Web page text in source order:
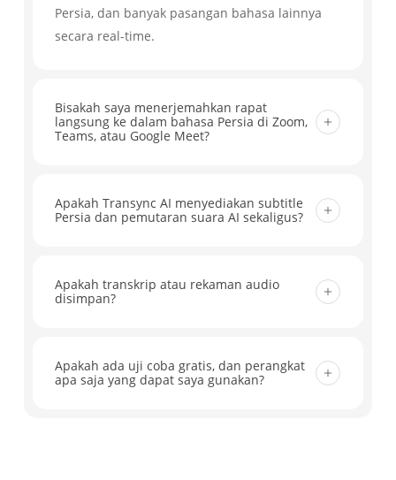
Persia, dan banyak pasangan bahasa lainnya
secara real-time.
Bisakah saya menerjemahkan rapat
langsung ke dalam bahasa Persia di Zoom,
Teams, atau Google Meet?
Teams, Google Meet, dan alat rapat utama
lainnya, membantu Anda menerjemahkan
yang siap untuk rapat. Tidak diperlukan plugin
Apakah Transync AI menyediakan subtitle
Persia dan pemutaran suara AI sekaligus?
Persia sebagai teks terjemahan langsung dan
juga mengaktifkan pemutaran suara AI
Apakah transkrip atau rekaman audio
disimpan?
Transkrip teks disimpan sementara sehingga
Anda dapat meninjau terjemahan dan
Apakah ada uji coba gratis, dan perangkat
apa saja yang dapat saya gunakan?